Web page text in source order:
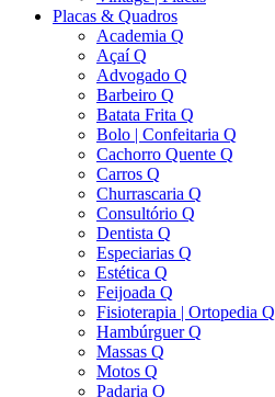
Placas & Quadros
Academia Q
Açaí Q
Advogado Q
Barbeiro Q
Batata Frita Q
Bolo | Confeitaria Q
Cachorro Quente Q
Carros Q
Churrascaria Q
Consultório Q
Dentista Q
Especiarias Q
Estética Q
Feijoada Q
Fisioterapia | Ortopedia Q
Hambúrguer Q
Massas Q
Motos Q
Padaria Q